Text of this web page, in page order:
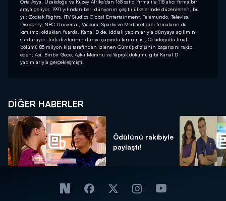
Orta Asya, Uzakdoğu ve Kuzey Afrika'dan 168 satıcı firma ile 118 alıcı firma bir
araya geliyor. 1991 yılından beri dünyanın çeşitli ülkelerinde düzenlenen, bu
yıl; Zodiak Rights, ITV Studios Global Entertainment, Telemundo, Televisa,
Discovery, NBC Universal, Viacom, Sparks ve Mediaset gibi firmaların da
katılımcı oldukları fuarda, Kanal D de, iddialı yapımlarıyla dünyaya açılımını
sürdürüyor. Türk dizilerinin dünya çapında tanınması, Ortadoğu’da final
bölümü 85 milyon kişi tarafından izlenen Gümüş dizisinin başarısını takip
eden; Asi, Binbir Gece, Aşk-ı Memnu ve Yaprak dökümü gibi Kanal D
yapımlarıyla gerçekleşmişti.
DIĞER HABERLER
Ödülünü rakibiyle
paylaştı!